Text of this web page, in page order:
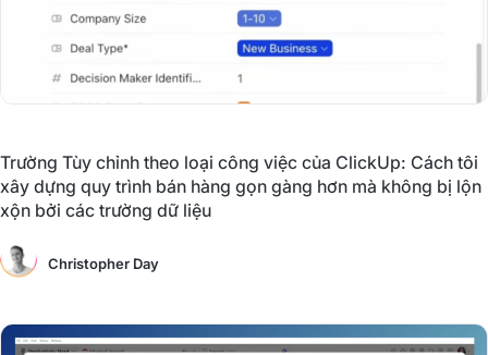
Trường Tùy chỉnh theo loại công việc của ClickUp: Cách tôi
xây dựng quy trình bán hàng gọn gàng hơn mà không bị lộn
xộn bởi các trường dữ liệu
Christopher Day